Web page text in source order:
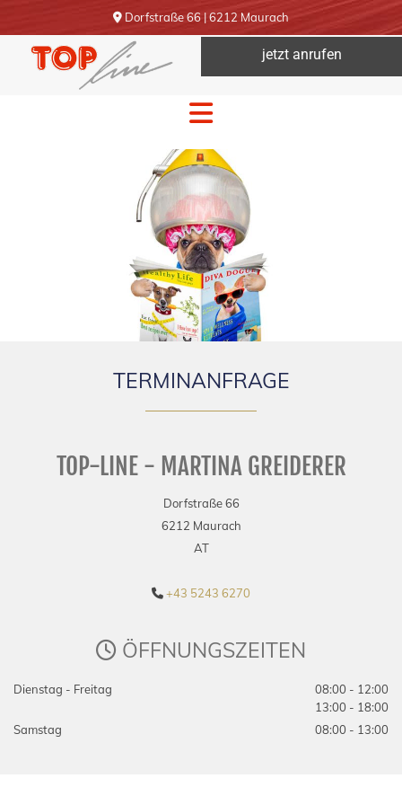
 Dorfstraße 66 | 6212 Maurach
jetzt anrufen
TERMINANFRAGE
TOP-LINE - MARTINA GREIDERER
Dorfstraße 66
6212 Maurach
AT
 +43 5243 6270
 ÖFFNUNGSZEITEN
Dienstag - Freitag
08:00 - 12:00
13:00 - 18:00
Samstag
08:00 - 13:00